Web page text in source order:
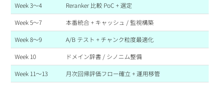
Week 3〜4 Reranker 比較 PoC + 選定
Week 5〜7 本番統合 + キャッシュ / 監視構築
Week 8〜9 A/B テスト + チャンク粒度最適化
Week 10 ドメイン辞書 / シノニム整備
Week 11〜13 月次回帰評価フロー確立 + 運用移管